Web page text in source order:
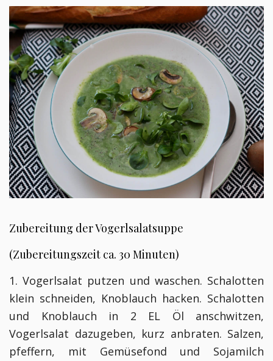
Zubereitung der Vogerlsalatsuppe
(Zubereitungszeit ca. 30 Minuten)
1. Vogerlsalat putzen und waschen. Schalotten
klein schneiden, Knoblauch hacken. Schalotten
und Knoblauch in 2 EL Öl anschwitzen,
Vogerlsalat dazugeben, kurz anbraten. Salzen,
pfeffern, mit Gemüsefond und Sojamilch